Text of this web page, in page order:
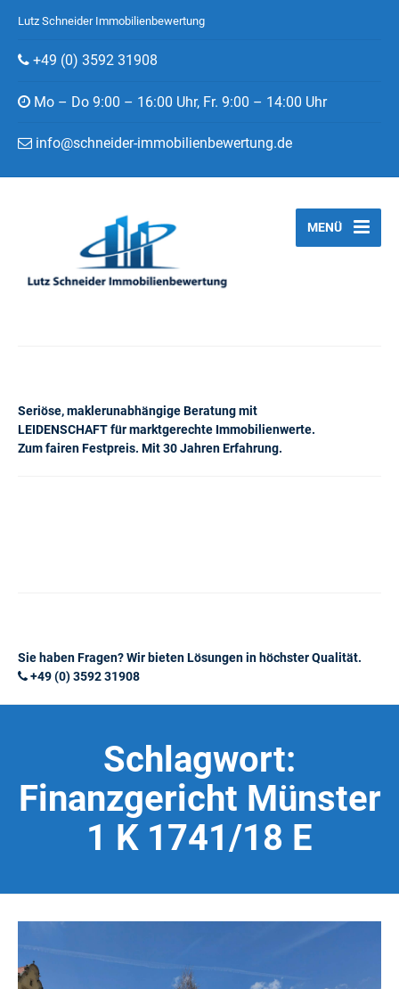
Lutz Schneider Immobilienbewertung
+49 (0) 3592 31908
Mo – Do 9:00 – 16:00 Uhr, Fr. 9:00 – 14:00 Uhr
info@schneider-immobilienbewertung.de
Seriöse, maklerunabhängige Beratung mit
LEIDENSCHAFT für marktgerechte Immobilienwerte.
Zum fairen Festpreis. Mit 30 Jahren Erfahrung.
MENÜ
Sie haben Fragen? Wir bieten Lösungen in höchster Qualität.
+49 (0) 3592 31908
Schlagwort:
Finanzgericht Münster
1 K 1741/18 E